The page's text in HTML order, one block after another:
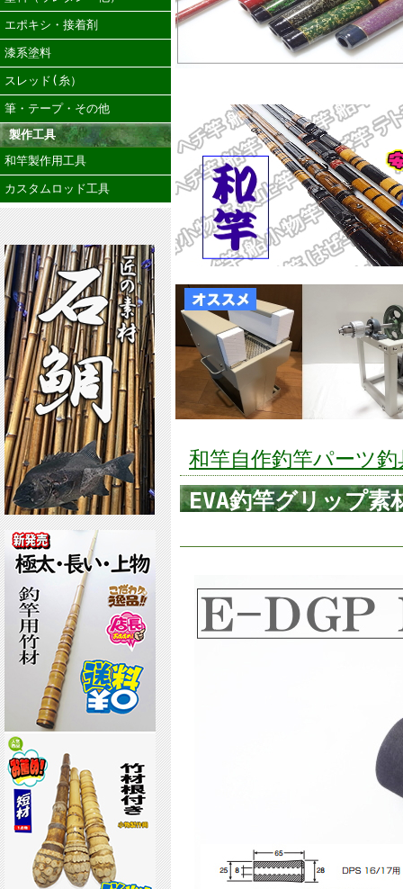
エポキシ・接着剤
漆系塗料
スレッド(糸）
筆・テープ・その他
製作工具
和竿製作用工具
カスタムロッド工具
和竿自作釣竿パーツ釣
EVA釣竿グリップ